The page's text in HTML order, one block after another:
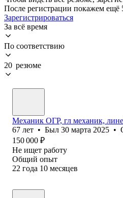
После регистрации покажем ещё
Зарегистрироваться
За всё время
По соответствию
20 резюме
Механик ОГР, гл механик,
67 лет • Был 30 марта 2025 •
150 000 ₽
Не ищет работу
Общий опыт
22 года 10 месяцев